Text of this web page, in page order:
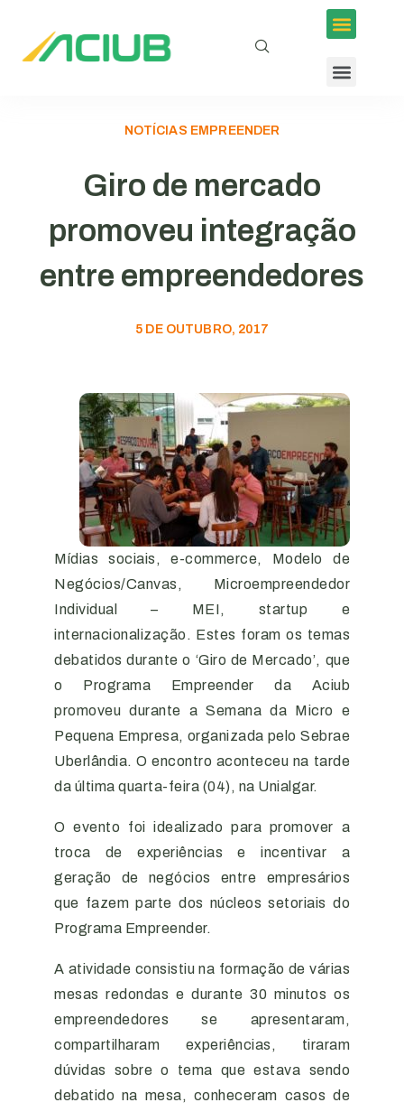
NOTÍCIAS EMPREENDER
Giro de mercado
promoveu integração
entre empreendedores
5 DE OUTUBRO, 2017
Mídias sociais, e-commerce, Modelo de
Negócios/Canvas, Microempreendedor
Individual – MEI, startup e
internacionalização. Estes foram os temas
debatidos durante o ‘Giro de Mercado’, que
o Programa Empreender da Aciub
promoveu durante a Semana da Micro e
Pequena Empresa, organizada pelo Sebrae
Uberlândia. O encontro aconteceu na tarde
da última quarta-feira (04), na Unialgar.
O evento foi idealizado para promover a
troca de experiências e incentivar a
geração de negócios entre empresários
que fazem parte dos núcleos setoriais do
Programa Empreender.
A atividade consistiu na formação de várias
mesas redondas e durante 30 minutos os
empreendedores se apresentaram,
compartilharam experiências, tiraram
dúvidas sobre o tema que estava sendo
debatido na mesa, conheceram casos de